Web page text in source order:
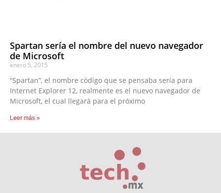
Spartan sería el nombre del nuevo navegador
de Microsoft
enero 5, 2015
“Spartan”, el nombre código que se pensaba sería para
Internet Explorer 12, realmente es el nuevo navegador de
Microsoft, el cual llegará para el próximo
Leer más »